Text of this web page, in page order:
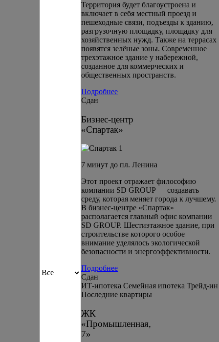
Территория будет благоустроена и
включает в себя местный проезд и
пешеходные связи, подъезды к зданию,
разгрузочную площадку, площадку для
хозяйственных нужд. Также на террасах
появятся зелёные зоны. Современное
трехэтажное здание у набережной,
созданное для коммерческих и
общественных пространств.
Подробнее
Сдан
Бизнес-центр
«Спартак»
7 минут до пл. Ленина
Этот проект отражает философию
компании SD GROUP — создавать
среду, которая меняет города к лучшему.
В бизнес-центре «Спартак»
располагается главный офис компании
SD GROUP. Шестиэтажное здание, при
строительстве которого особое
внимание уделялось экологической
безопасности и энергоэффективности.
Подробнее
Сдан
ИТ-ипотека Семейная ипотека Трейд-ин
Последние квартиры
ЖК
«Промышленная,
7»